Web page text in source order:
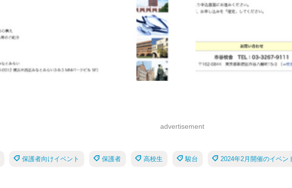
advertisement
保護者向けイベント 保護者 高校生 駿台 2024年2月開催のイベン